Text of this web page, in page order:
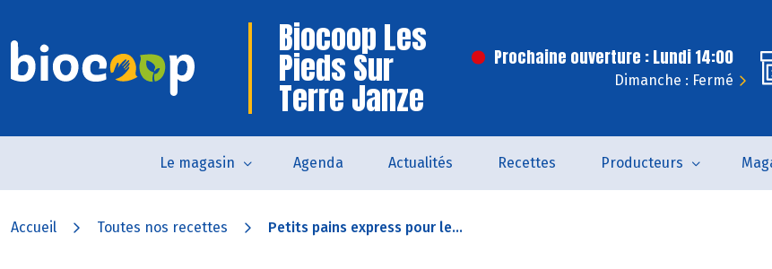
Biocoop Les
Pieds Sur
Terre Janze
Prochaine ouverture : Lundi 14:00
Dimanche : Fermé
Le magasin Agenda Actualités Recettes Producteurs
Accueil Toutes nos recettes Petits pains express pour le...